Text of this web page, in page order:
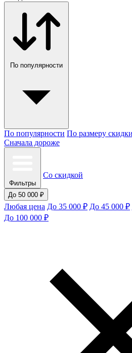
По популярности
По популярности По размеру скидки
Сначала дороже
Фильтры
Со скидкой
До 50 000 ₽
Любая цена До 35 000 ₽ До 45 000 ₽
До 100 000 ₽